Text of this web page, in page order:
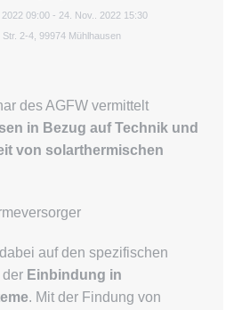
2022 09:00 - 24 Nov. 2022 15:30
Str. 2-4, 99974 Mühlhausen
des AGFW vermittelt
in Bezug auf Technik und
von solarthermischen
auf den spezifischen
der Einbindung in
. Mit der Findung von